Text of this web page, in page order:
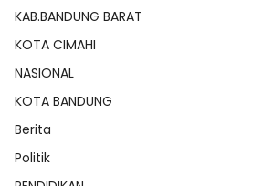
KAB.BANDUNG BARAT
KOTA CIMAHI
NASIONAL
KOTA BANDUNG
Berita
Politik